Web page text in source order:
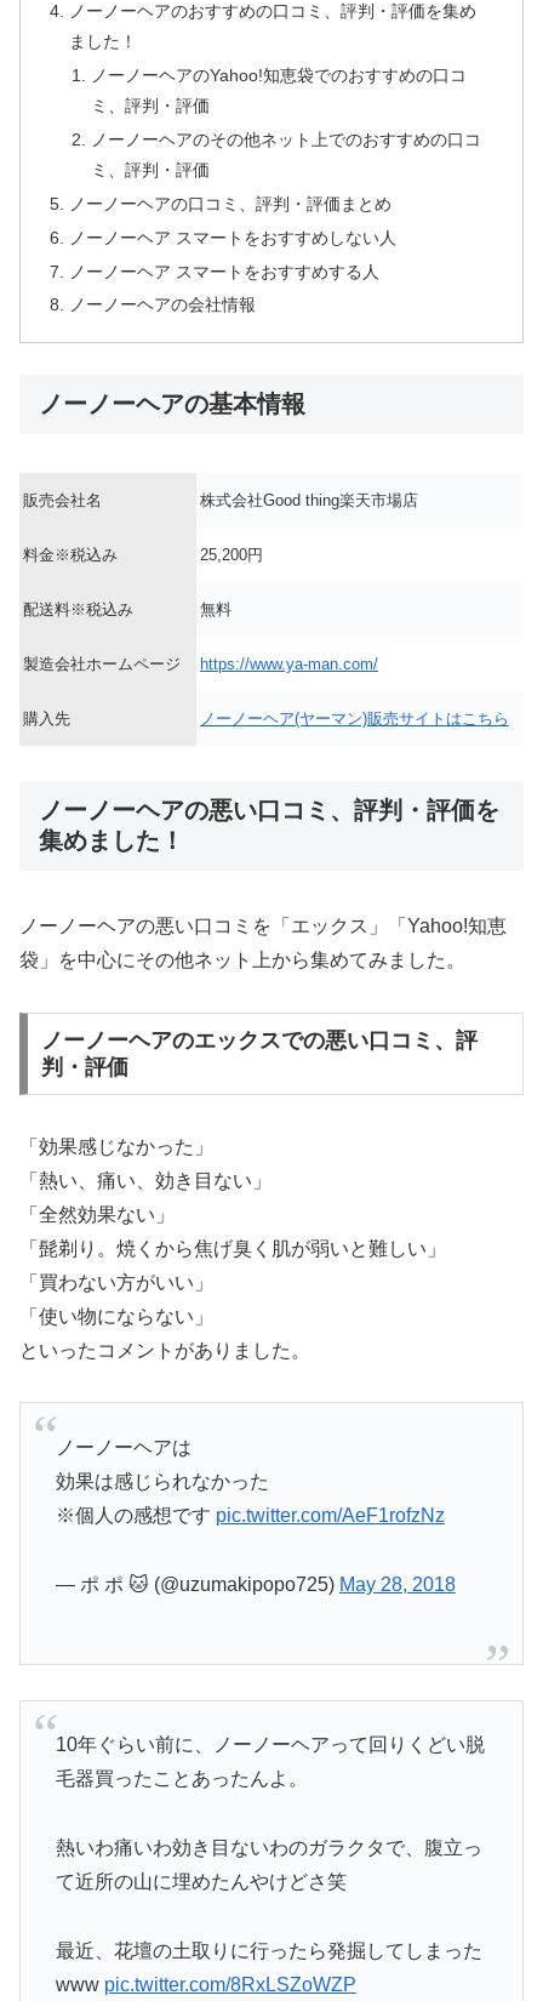
ノーノーヘアのおすすめの口コミ、評判・評価を集め
ました！
ノーノーヘアのYahoo!知恵袋でのおすすめの口コ
ミ、評判・評価
ノーノーヘアのその他ネット上でのおすすめの口コ
ミ、評判・評価
ノーノーヘアの口コミ、評判・評価まとめ
ノーノーヘア スマートをおすすめしない人
ノーノーヘア スマートをおすすめする人
ノーノーヘアの会社情報
ノーノーヘアの基本情報
販売会社名 株式会社Good thing楽天市場店
料金※税込み 25,200円
配送料※税込み 無料
製造会社ホームページ https://www.ya-man.com/
購入先 ノーノーヘア(ヤーマン)販売サイトはこちら
ノーノーヘアの悪い口コミ、評判・評価を
集めました！
ノーノーヘアの悪い口コミを「エックス」「Yahoo!知恵
袋」を中心にその他ネット上から集めてみました。
ノーノーヘアのエックスでの悪い口コミ、評
判・評価
「効果感じなかった」
「熱い、痛い、効き目ない」
「全然効果ない」
「髭剃り。焼くから焦げ臭く肌が弱いと難しい」
「買わない方がいい」
「使い物にならない」
といったコメントがありました。
ノーノーヘアは
効果は感じられなかった
※個人の感想です pic.twitter.com/AeF1rofzNz
— ポ ポ 🐱 (@uzumakipopo725) May 28, 2018
10年ぐらい前に、ノーノーヘアって回りくどい脱
毛器買ったことあったんよ。
熱いわ痛いわ効き目ないわのガラクタで、腹立っ
て近所の山に埋めたんやけどさ笑
最近、花壇の土取りに行ったら発掘してしまった
www pic.twitter.com/8RxLSZoWZP